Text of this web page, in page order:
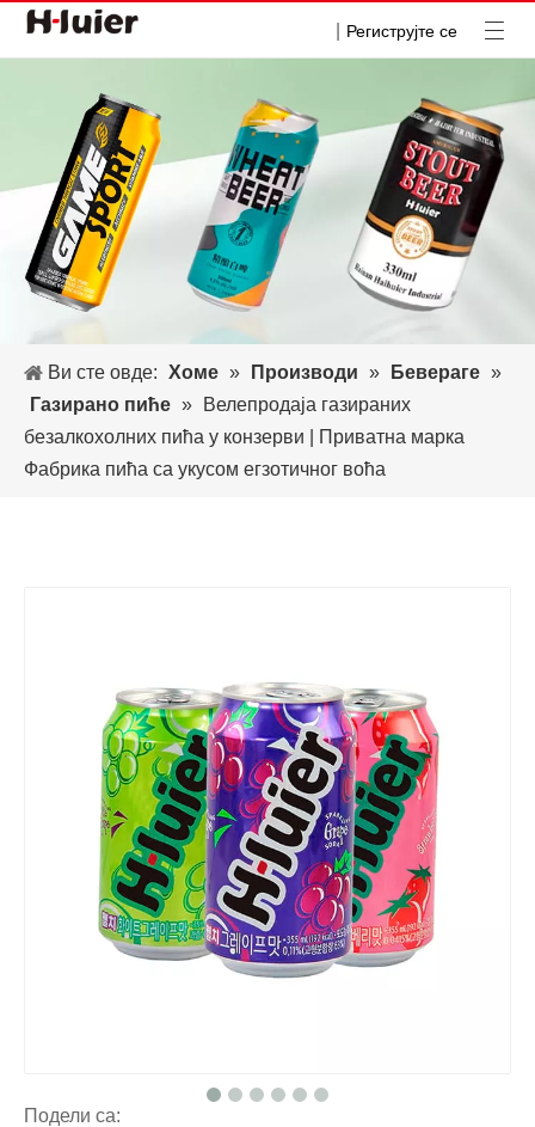
Региструјте се
Ви сте овде: Хоме » Производи » Бевераге »
Газирано пиће »
Велепродаја газираних
безалкохолних пића у конзерви | Приватна марка
Фабрика пића са укусом егзотичног воћа
Подели са: